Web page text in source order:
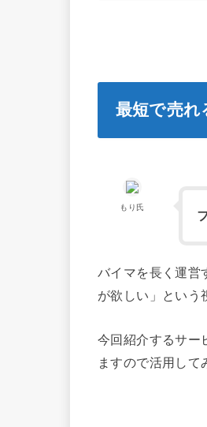
最短で売れ
もり氏
バイマを長く運営
が欲しい」という
今回紹介するサー
ますので活用して